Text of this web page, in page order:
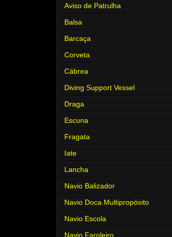
Aviso de Patrulha
Balsa
Barcaça
Corveta
Cábrea
Diving Support Vessel
Draga
Escuna
Fragata
Iate
Lancha
Navio Balizador
Navio Doca Multipropósito
Navio Escola
Navio Faroleiro